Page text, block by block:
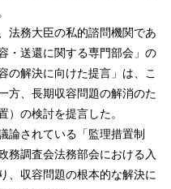
法務大臣の私的諮問機関であ
・送還に関する専門部会」の
の解決に向けた提言」は、こ
方、長期収容問題の解消のた
）の検討を提言した。
論されている「監理措置制
務調査会法務部会における入
、収容問題の根本的な解決に